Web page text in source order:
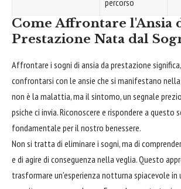
Come Affrontare l'Ansia
Prestazione Nata dal
Affrontare i sogni di ansia da prestazione
confrontarsi con le ansie che si manifestano
non è la malattia, ma il sintomo, un segnale
psiche ci invia. Riconoscere e rispondere a questo
fondamentale per il nostro benessere.
Non si tratta di eliminare i sogni, ma di
e di agire di conseguenza nella veglia. Questo
trasformare un'esperienza notturna spiacevole